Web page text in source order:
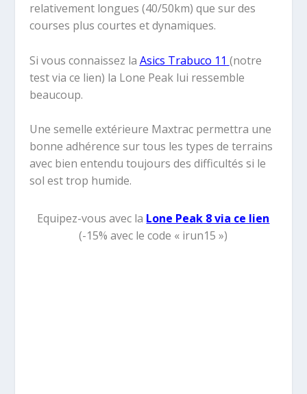
relativement longues (40/50km) que sur des
courses plus courtes et dynamiques.
Si vous connaissez la Asics Trabuco 11 (notre
test via ce lien) la Lone Peak lui ressemble
beaucoup.
Une semelle extérieure Maxtrac permettra une
bonne adhérence sur tous les types de terrains
avec bien entendu toujours des difficultés si le
sol est trop humide.
Equipez-vous avec la Lone Peak 8 via ce lien
(-15% avec le code « irun15 »)